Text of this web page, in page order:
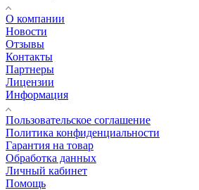
О компании
Новости
Отзывы
Контакты
Партнеры
Лицензии
Информация
Пользовательское соглашение
Политика конфиденциальности
Гарантия на товар
Обработка данных
Личный кабинет
Помощь